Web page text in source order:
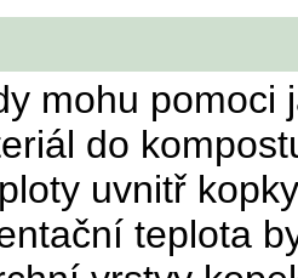
mohu pomoci
do
uvnitř
teplota